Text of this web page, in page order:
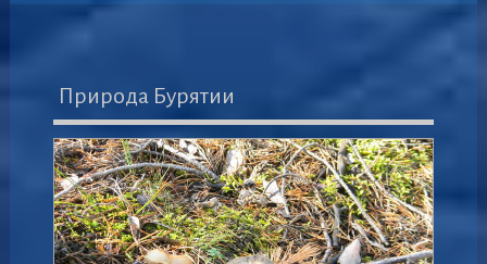
Природа Бурятии